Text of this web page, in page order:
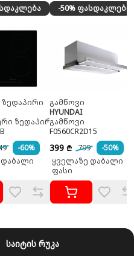
ზედაპირი
ზედაპირი
-60%
-50% ფასდაკლება
გამწოვი
HYUNDAI
გამწოვი
F0560CR2D15
399 ₾ 799
-50%
ყველაზე დაბალი
ფასი
საიტის რუკა